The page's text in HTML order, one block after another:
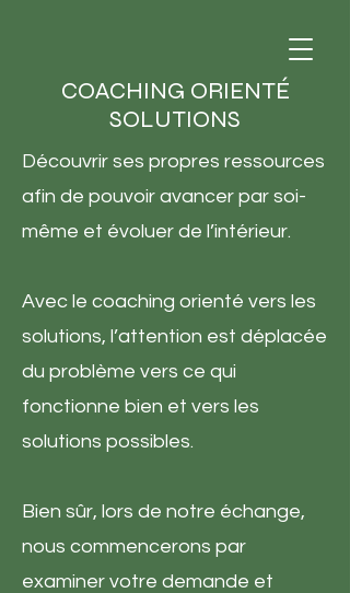
COACHING ORIENTÉ
SOLUTIONS
Découvrir ses propres ressources
afin de pouvoir avancer par soi-
même et évoluer de l’intérieur.
Avec le coaching orienté vers les
solutions, l’attention est déplacée
du problème vers ce qui
fonctionne bien et vers les
solutions possibles.
Bien sûr, lors de notre échange,
nous commencerons par
examiner votre demande et